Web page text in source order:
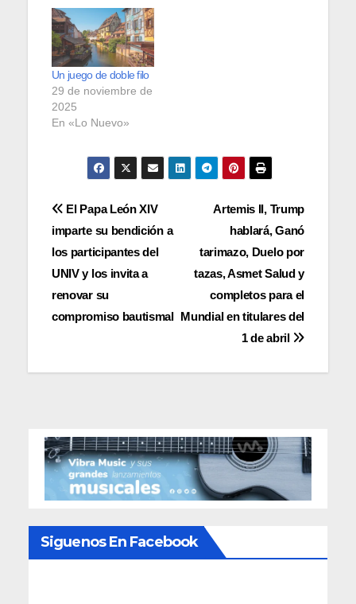
Un juego de doble filo
29 de noviembre de
2025
En «Lo Nuevo»
Navegación
de
entradas
Artemis II, Trump
hablará, Ganó
tarimazo, Duelo por
tazas, Asmet Salud y
completos para el
Mundial en titulares del
1 de abril
El Papa León XIV
imparte su bendición a
los participantes del
UNIV y los invita a
renovar su
compromiso bautismal
Siguenos En Facebook